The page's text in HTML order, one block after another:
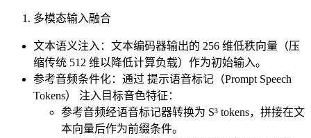
​​多模态输入融合​​
​​文本语义注入​​：文本编码器输出的 ​​256 维低秩向量​​（压
缩传统 512 维以降低计算负载）作为初始输入。
​​参考音频条件化​​：通过 ​​提示语音标记（Prompt Speech
Tokens）​​ 注入目标音色特征：
参考音频经语音标记器转换为 S³ tokens，拼接在文
本向量后作为前缀条件。